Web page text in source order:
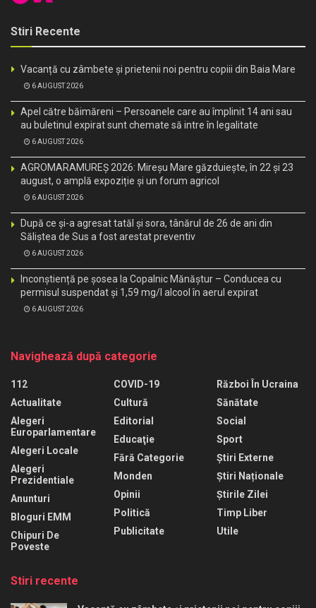
Stiri Recente
Vacanță cu zâmbete și prietenii noi pentru copiii din Baia Mare
6 AUGUST 2026
Apel către băimăreni – Persoanele care au împlinit 14 ani sau
au buletinul expirat sunt chemate să intre în legalitate
6 AUGUST 2026
AGROMARAMUREȘ 2026: Mireșu Mare găzduiește, în 22 și 23
august, o amplă expoziție și un forum agricol
6 AUGUST 2026
După ce și-a agresat tatăl și sora, tânărul de 26 de ani din
Săliștea de Sus a fost arestat preventiv
6 AUGUST 2026
Inconștiență pe șosea la Copalnic Mănăștur – Conducea cu
permisul suspendat și 1,59 mg/l alcool în aerul expirat
6 AUGUST 2026
Navighează după categorie
112
Actualitate
Alegeri
Europarlamentare
Alegeri Locale
Alegeri
Prezidentiale
Anunturi
Bloguri EMM
Chipuri De
Poveste
COVID-19
Cultură
Editorial
Educaţie
Fără Categorie
Monden
Opinii
Politică
Publicitate
Război În Ucraina
Sănătate
Social
Sport
Știri Externe
Știri Naționale
Știrile Zilei
Timp Liber
Utile
Stiri recente